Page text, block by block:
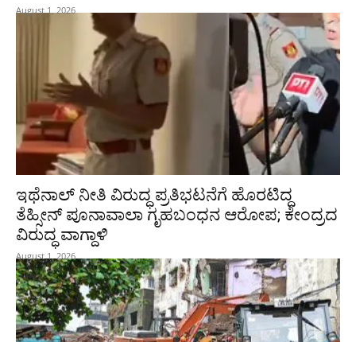
August 1, 2026
ಇಥೆನಾಲ್‌ ನೀತಿ ವಿರುದ್ಧ ಪ್ರತಿಭಟನೆಗೆ ಹೊರಟಿದ್ದ
ತೆಹ್ಸೀನ್‌ ಪೂನಾವಾಲಾ ಗೃಹಬಂಧನ ಆರೋಪ; ಕೇಂದ್ರದ
ವಿರುದ್ಧ ವಾಗ್ದಾಳಿ
August 1, 2026